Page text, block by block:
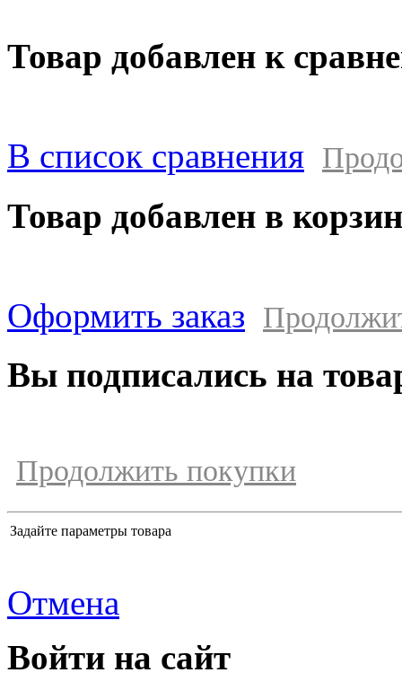
Товар добавлен к
В список сравнения
Товар добавлен в
Оформить заказ
Вы подписались на
Продолжить покупки
Задайте параметры товара
Отмена
Войти на сайт